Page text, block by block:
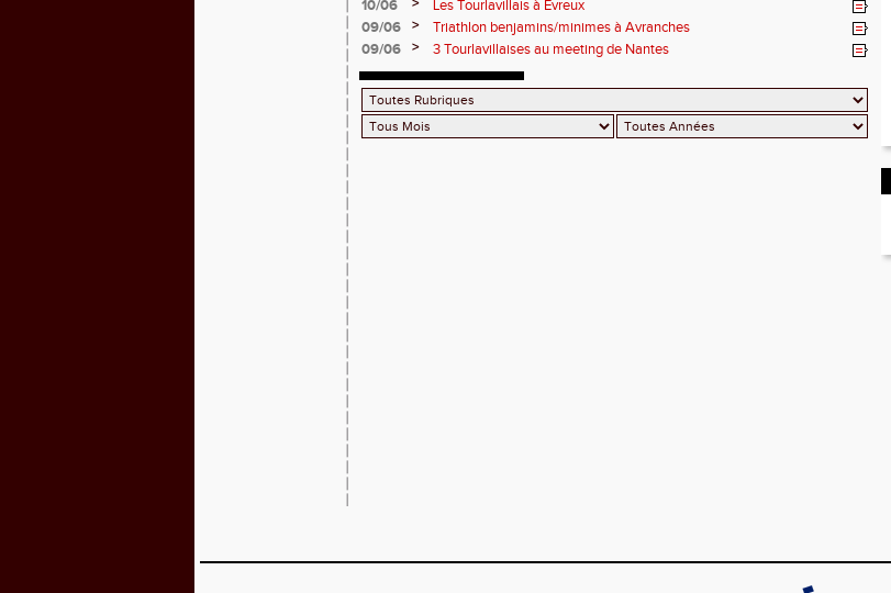
10/06
Les Tourlavillais à Evreux
09/06
>
Triathlon benjamins/minimes à Avranches
09/06
> 3 Tourlavillaises au meeting de Nantes